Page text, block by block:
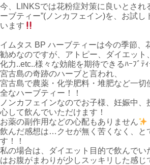
今、LINKSでは花粉症対策に良いとされ
ーブティー”(ノンカフェイン)を、お試し
います
イムタス BP ハーブティーは今の季節、
勧めなのですが、アトピー、ダイエット
化力..etc..様々な効能を期待できるﾊｰﾌﾞﾃ
宮古島の奇跡のハーブと言われ、
宮古島で農薬・化学肥料・堆肥など一切
全なハーブティー！！
ノンカフェインなのでお子様、妊娠中
心して飲んでいただけます！
お薬の副作用などの心配もありません
飲んだ感想は…クセが無く苦くなく、と
す！！
私の場合は、ダイエット目的で飲んで
はお腹がまわりが少しスッキリした感じ